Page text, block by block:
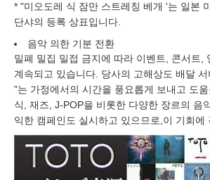
* "미오도레 식 잠만 스트레칭 베개 '는 일본
단샤의 등록 상표입니다.
음악 의한 기분 전환
밀폐 밀집 밀접 금지에 따라 이벤트, 콘서트,
계속되고 있습니다. 당사의 고해상도 배달
"는 가정에서의 시간을 풍요롭게 보내고 도
식, 재즈, J-POP을 비롯한 다양한 장르의 음
익한 캠페인도 실시하고 있으므로,이 기회에